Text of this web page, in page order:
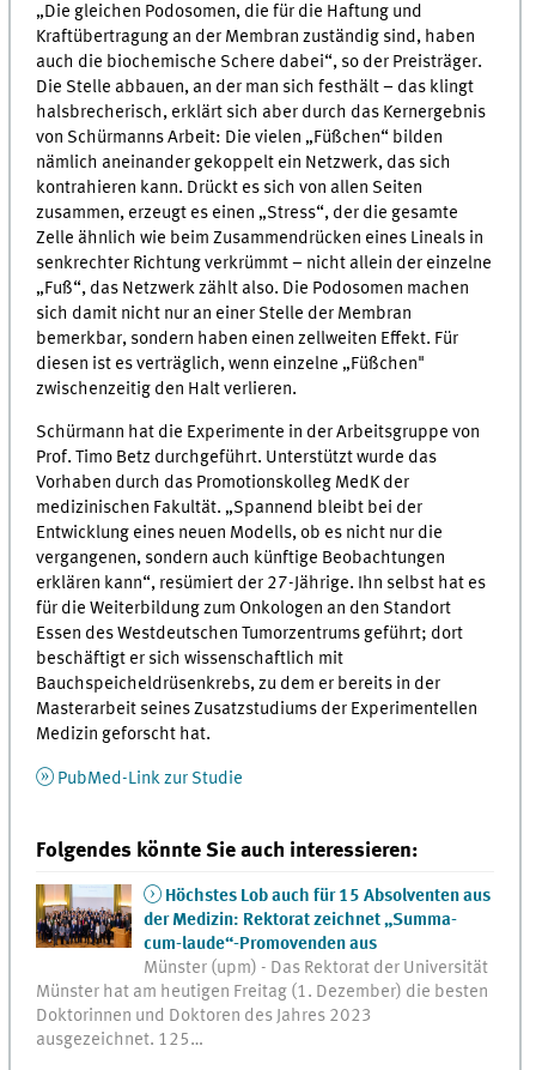
„Die gleichen Podosomen, die für die Haftung und
Kraftübertragung an der Membran zuständig sind, haben
auch die biochemische Schere dabei“, so der Preisträger.
Die Stelle abbauen, an der man sich festhält – das klingt
halsbrecherisch, erklärt sich aber durch das Kernergebnis
von Schürmanns Arbeit: Die vielen „Füßchen“ bilden
nämlich aneinander gekoppelt ein Netzwerk, das sich
kontrahieren kann. Drückt es sich von allen Seiten
zusammen, erzeugt es einen „Stress“, der die gesamte
Zelle ähnlich wie beim Zusammendrücken eines Lineals in
senkrechter Richtung verkrümmt – nicht allein der einzelne
„Fuß“, das Netzwerk zählt also. Die Podosomen machen
sich damit nicht nur an einer Stelle der Membran
bemerkbar, sondern haben einen zellweiten Effekt. Für
diesen ist es verträglich, wenn einzelne „Füßchen"
zwischenzeitig den Halt verlieren.
Schürmann hat die Experimente in der Arbeitsgruppe von
Prof. Timo Betz durchgeführt. Unterstützt wurde das
Vorhaben durch das Promotionskolleg MedK der
medizinischen Fakultät. „Spannend bleibt bei der
Entwicklung eines neuen Modells, ob es nicht nur die
vergangenen, sondern auch künftige Beobachtungen
erklären kann“, resümiert der 27-Jährige. Ihn selbst hat es
für die Weiterbildung zum Onkologen an den Standort
Essen des Westdeutschen Tumorzentrums geführt; dort
beschäftigt er sich wissenschaftlich mit
Bauchspeicheldrüsenkrebs, zu dem er bereits in der
Masterarbeit seines Zusatzstudiums der Experimentellen
Medizin geforscht hat.
PubMed-Link zur Studie
Folgendes könnte Sie auch interessieren:
Höchstes Lob auch für 15 Absolventen aus
der Medizin: Rektorat zeichnet „Summa-
cum-laude“-Promovenden aus
Münster (upm) - Das Rektorat der Universität
Münster hat am heutigen Freitag (1. Dezember) die besten
Doktorinnen und Doktoren des Jahres 2023
ausgezeichnet. 125…